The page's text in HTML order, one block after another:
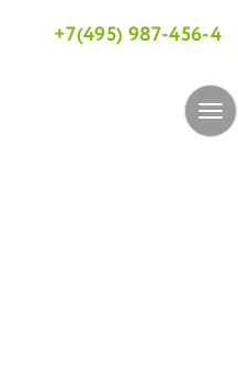
+7(495) 987-456-4